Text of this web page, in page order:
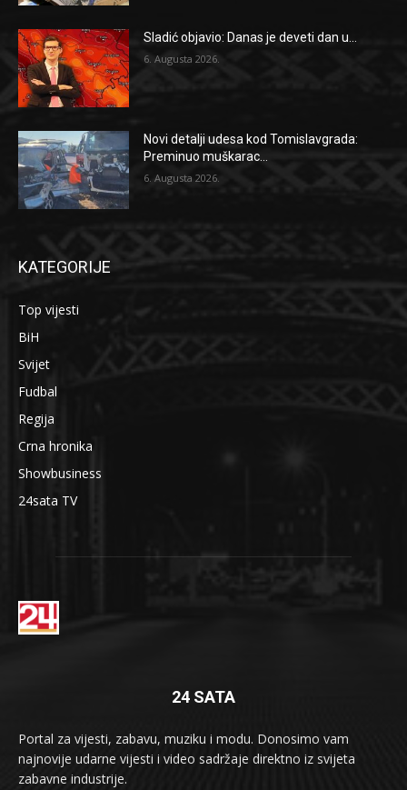
Sladić objavio: Danas je deveti dan u...
6. Augusta 2026.
Novi detalji udesa kod Tomislavgrada:
Preminuo muškarac...
6. Augusta 2026.
KATEGORIJE
Top vijesti
BiH
Svijet
Fudbal
Regija
Crna hronika
Showbusiness
24sata TV
24 SATA
Portal za vijesti, zabavu, muziku i modu. Donosimo vam
najnovije udarne vijesti i video sadržaje direktno iz svijeta
zabavne industrije.